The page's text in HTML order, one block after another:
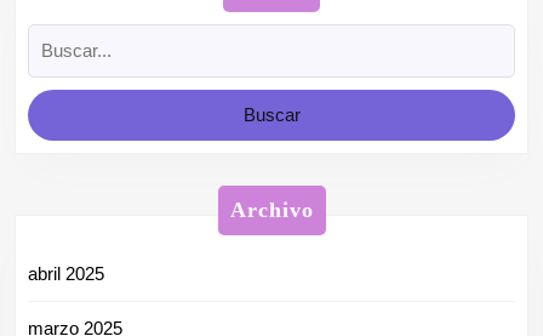
Archivo
abril 2025
marzo 2025